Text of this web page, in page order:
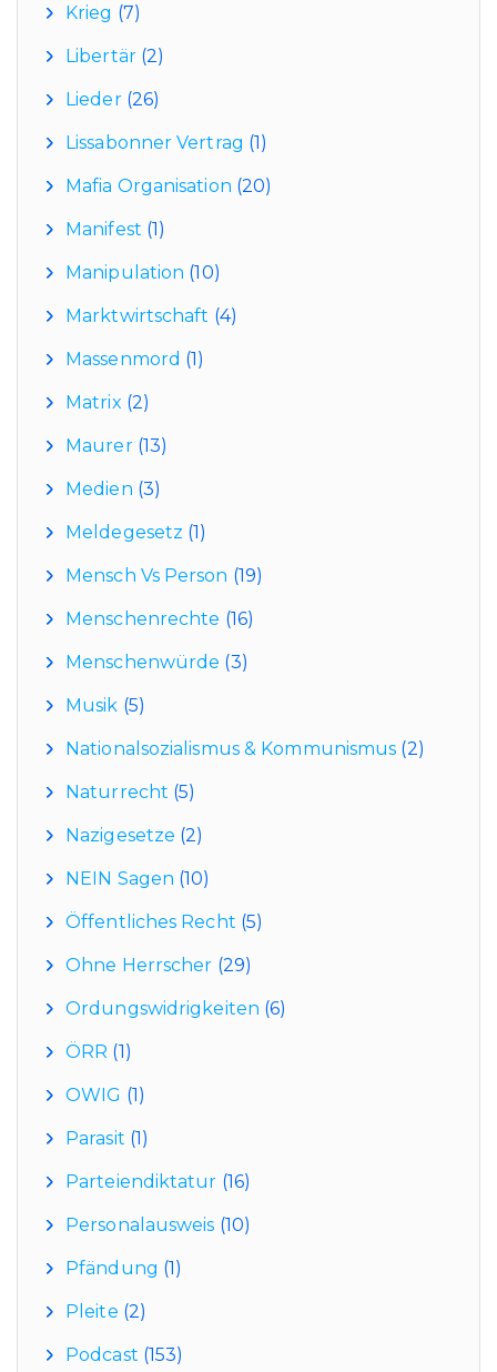
Krieg (7)
Libertär(2)
Lieder(26)
Lissabonner Vertrag (1)
Mafia Organisation (20)
Manifest (1)
Manipulation (10)
Marktwirtschaft (4)
Massenmord (1)
Matrix (2)
Maurer(13)
Medien (3)
Meldegesetz (1)
Mensch Vs Person (19)
Menschenrechte (16)
Menschenwürde (3)
Musik (5)
Nationalsozialismus & Kommunismus (2)
Naturrecht (5)
Nazigesetze (2)
NEIN Sagen (10)
Öffentliches Recht (5)
Ohne Herrscher (29)
Ordungswidrigkeiten (6)
ÖRR (1)
OWIG (1)
Parasit (1)
Parteiendiktatur (16)
Personalausweis (10)
Pfändung (1)
Pleite (2)
Podcast (153)